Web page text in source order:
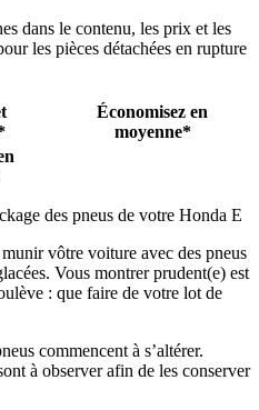
dans le contenu, les prix et les
les pièces détachées en rupture
Économisez en
moyenne*
des pneus de votre Honda E
vôtre voiture avec des pneus
Vous montrer prudent(e) est
: que faire de votre lot de
commencent à s’altérer.
à observer afin de les conserver